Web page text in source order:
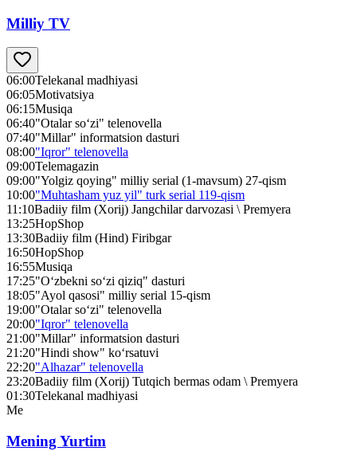
Milliy TV
06:00Telekanal madhiyasi
06:05Motivatsiya
06:15Musiqa
06:40"Otalar so‘zi" telenovella
07:40"Millar" informatsion dasturi
08:00"Iqror" telenovella
09:00Telemagazin
09:00"Yolgiz qoying" milliy serial (1-mavsum) 27-qism
10:00"Muhtasham yuz yil" turk serial 119-qism
11:10Badiiy film (Xorij) Jangchilar darvozasi \ Premyera
13:25HopShop
13:30Badiiy film (Hind) Firibgar
16:50HopShop
16:55Musiqa
17:25"O‘zbekni so‘zi qiziq" dasturi
18:05"Ayol qasosi" milliy serial 15-qism
19:00"Otalar so‘zi" telenovella
20:00"Iqror" telenovella
21:00"Millar" informatsion dasturi
21:20"Hindi show" ko‘rsatuvi
22:20"Alhazar" telenovella
23:20Badiiy film (Xorij) Tutqich bermas odam \ Premyera
01:30Telekanal madhiyasi
Me
Mening Yurtim